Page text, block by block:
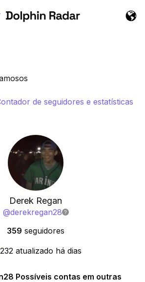
de seguidores e estatísticas
Derek Regan
@derekregan28
359 seguidores
232 atualizado há dias
Possíveis contas em outras